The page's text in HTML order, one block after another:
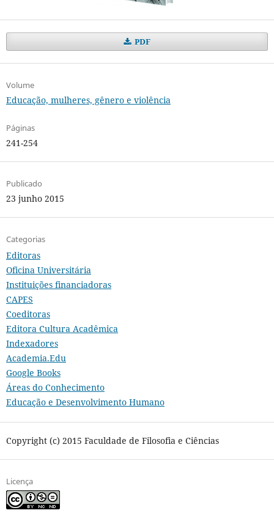
PDF
Volume
Educação, mulheres, gênero e violência
Páginas
241-254
Publicado
23 junho 2015
Categorias
Editoras
Oficina Universitária
Instituições financiadoras
CAPES
Coeditoras
Editora Cultura Acadêmica
Indexadores
Academia.Edu
Google Books
Áreas do Conhecimento
Educação e Desenvolvimento Humano
Copyright (c) 2015 Faculdade de Filosofia e Ciências
Licença